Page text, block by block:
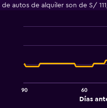
autos de alquiler son de S/
chart
data
The
Días
90 60